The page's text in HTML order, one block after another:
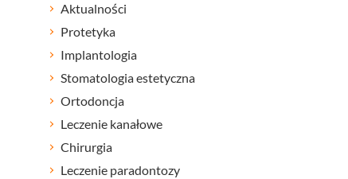
Aktualności
Protetyka
Implantologia
Stomatologia estetyczna
Ortodoncja
Leczenie kanałowe
Chirurgia
Leczenie paradontozy